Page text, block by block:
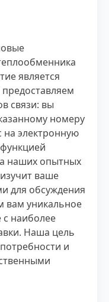
является
связи: вы
номеру
на электронную
наших опытных
ваше
для обсуждения
вам уникальное
наиболее
Наша цель
и